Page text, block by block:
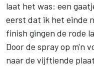
laat het was: een
eerst dat ik het einde
finish gingen de rode
Door de spray op m'n
naar de vijftiende